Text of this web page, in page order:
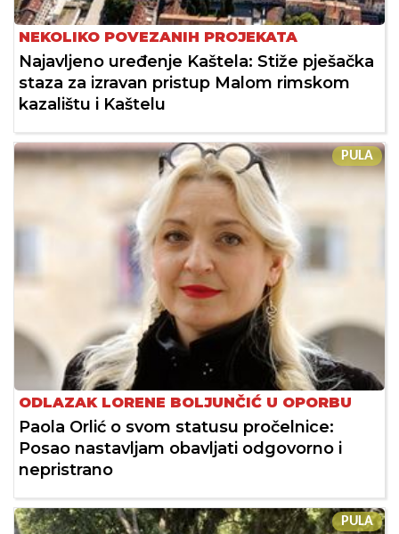
NEKOLIKO POVEZANIH PROJEKATA
Najavljeno uređenje Kaštela: Stiže pješačka
staza za izravan pristup Malom rimskom
kazalištu i Kaštelu
PULA
ODLAZAK LORENE BOLJUNČIĆ U OPORBU
Paola Orlić o svom statusu pročelnice:
Posao nastavljam obavljati odgovorno i
nepristrano
PULA